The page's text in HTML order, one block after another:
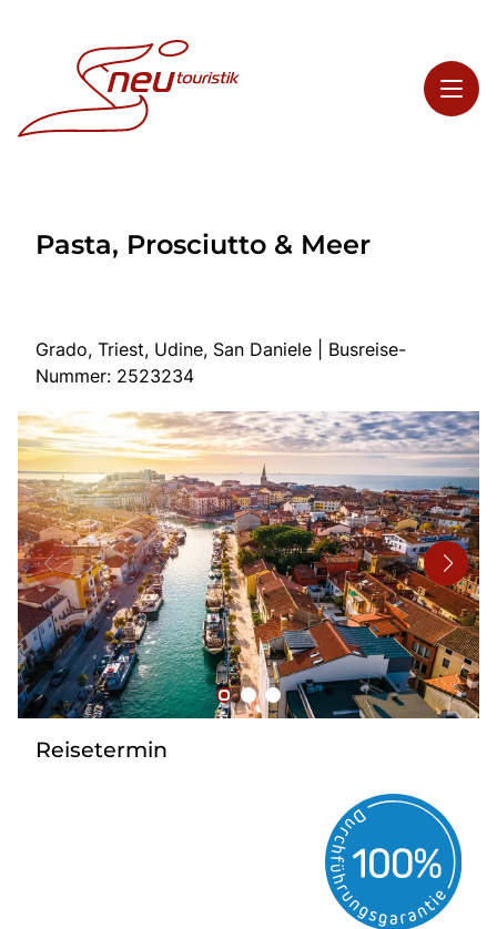
Highlights
Start
Busreisen
Bus mieten
Flughafentransfer
Kontakt
Pasta, Prosciutto & Meer
Grado, Triest, Udine, San Daniele | Busreise-
Nummer: 2523234
Reisetermin